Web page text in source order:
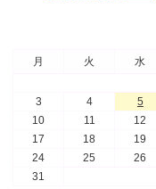
月 火 水
3
4 5
10
11 12
17
18 19
24
25 26
31